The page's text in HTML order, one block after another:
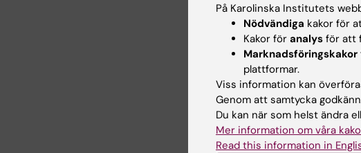
Organisatorisk
venereologi hör
Administrativt
ärende kopplat
avdelningens
På Karolinska Institutets
Nödvändiga kakor för
Kakor för analys för att
Marknadsföringskakor
plattformar.
Viss information kan
Genom att samtycka
Du kan när som helst ändra
Mer information om våra
Read this information in